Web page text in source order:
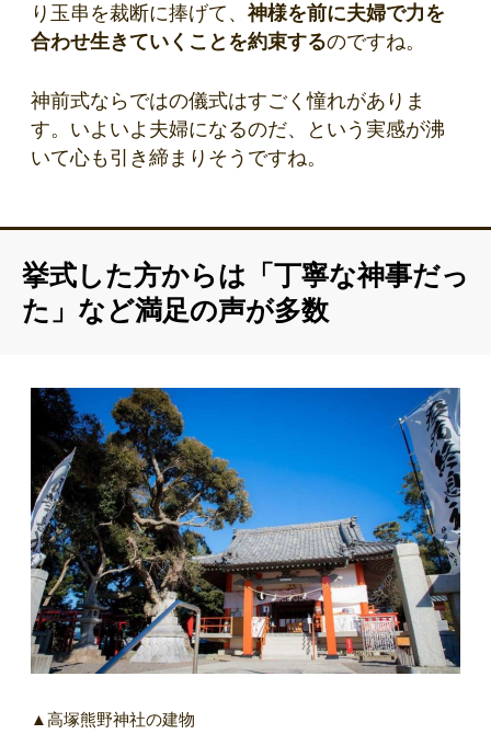
り玉串を裁断に捧げて、 神様を前に夫婦で力を
合わせ生きていくことを約束するのですね。
神前式ならではの儀式はすごく憧れがありま
す。いよいよ夫婦になるのだ、という実感が沸
いて心も引き締まりそうですね。
挙式した方からは「丁寧な神事だっ
た」など満足の声が多数
▲高塚熊野神社の建物